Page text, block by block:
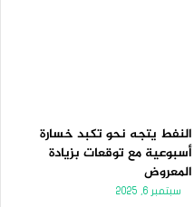
النفط يتجه نحو تكبد خسارة
أسبوعية مع توقعات بزيادة
المعروض
سبتمبر 6, 2025